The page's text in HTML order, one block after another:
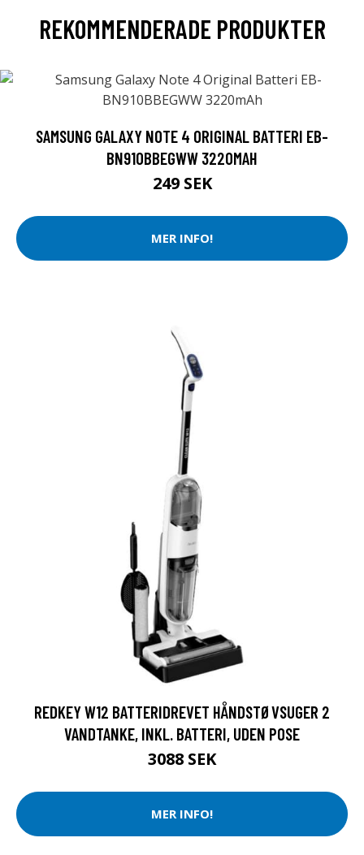
REKOMMENDERADE PRODUKTER
SAMSUNG GALAXY NOTE 4 ORIGINAL BATTERI EB-
BN910BBEGWW 3220MAH
249 SEK
MER INFO!
REDKEY W12 BATTERIDREVET HÅNDSTØVSUGER 2
VANDTANKE, INKL. BATTERI, UDEN POSE
3088 SEK
MER INFO!